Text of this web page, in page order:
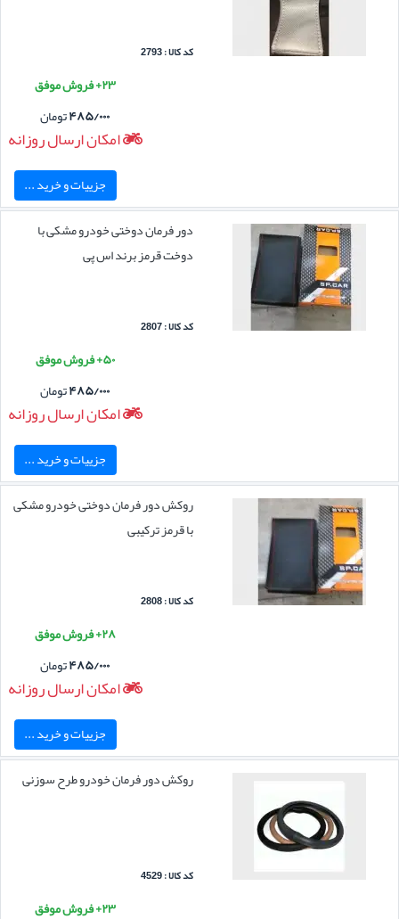
کد کالا : 2793
۲۳+ فروش موفق
۴۸۵/۰۰۰تومان
امکان ارسال روزانه
جزییات و خرید ...
دور فرمان دوختی خودرو مشکی با
دوخت قرمز برند اس پی
کد کالا : 2807
۵۰+ فروش موفق
۴۸۵/۰۰۰تومان
امکان ارسال روزانه
جزییات و خرید ...
روکش دور فرمان دوختی خودرو مشکی
با قرمز ترکیبی
کد کالا : 2808
۲۸+ فروش موفق
۴۸۵/۰۰۰تومان
امکان ارسال روزانه
جزییات و خرید ...
روکش دور فرمان خودرو طرح سوزنی
کد کالا : 4529
۲۳+ فروش موفق